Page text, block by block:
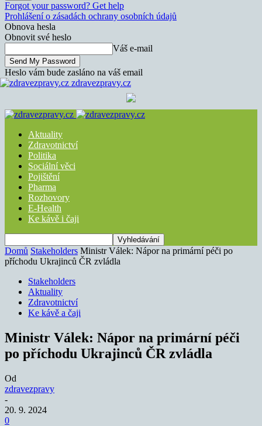
Forgot your password? Get help
Prohlášení o zásadách ochrany osobních údajů
Obnova hesla
Obnovit své heslo
Váš e-mail
Heslo vám bude zasláno na váš email
zdravezpravy.cz
Aktuality
Zdravotnictví
Politika
Sociální věci
Pojištění
Pharma
Rozhovory
E-Health
Ke kávě i čaji
Domů Stakeholders Ministr Válek: Nápor na primární péči po
příchodu Ukrajinců ČR zvládla
Stakeholders
Aktuality
Zdravotnictví
Ke kávě a čaji
Ministr Válek: Nápor na primární péči
po příchodu Ukrajinců ČR zvládla
Od
zdravezpravy
-
20. 9. 2024
0